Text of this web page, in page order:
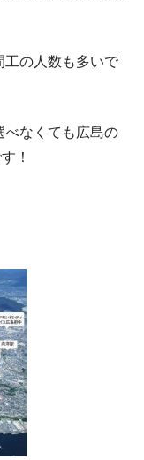
工の人数も多いで
べなくても広島の
！